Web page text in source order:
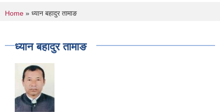
You are here
Home » ध्यान बहादुर तामाङ
ध्यान बहादुर तामाङ